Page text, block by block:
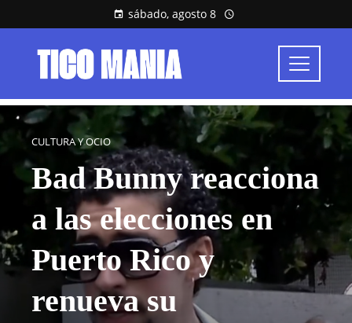
sábado, agosto 8
CULTURA Y OCIO
Bad Bunny reacciona
a las elecciones en
Puerto Rico y
renueva su